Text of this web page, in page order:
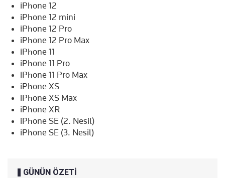
iPhone 12
iPhone 12 mini
iPhone 12 Pro
iPhone 12 Pro Max
iPhone 11
iPhone 11 Pro
iPhone 11 Pro Max
iPhone XS
iPhone XS Max
iPhone XR
iPhone SE (2. Nesil)
iPhone SE (3. Nesil)
GÜNÜN ÖZETİ